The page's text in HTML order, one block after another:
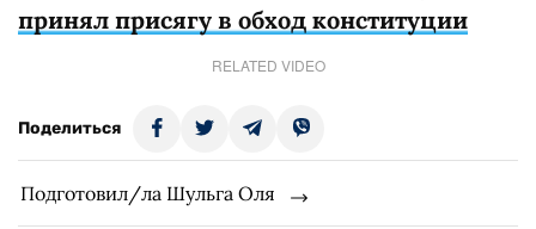
принял присягу в обход конституции
RELATED VIDEO
Поделиться
Подготовил/ла Шульга Оля